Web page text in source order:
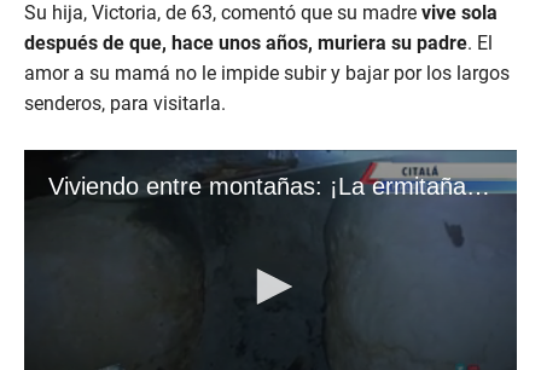
Su hija, Victoria, de 63, comentó que su madre vive sola
después de que, hace unos años, muriera su padre. El
amor a su mamá no le impide subir y bajar por los largos
senderos, para visitarla.